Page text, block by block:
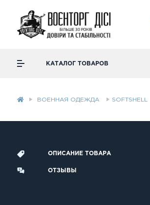
КАТАЛОГ ТОВАРОВ
ВОЕННАЯ ОДЕЖДА SOFTSHELL
ОПИСАНИЕ ТОВАРА
ОТЗЫВЫ